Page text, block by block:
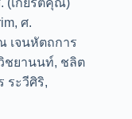
(เกียรติคุณ)
ศ.
เจนหัตถการ
ชยานนท์, ชลิต
ระวีศิริ,